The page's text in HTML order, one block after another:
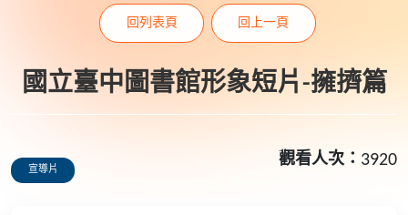
國立臺中圖書館形象短片-擁擠篇
回列表頁 回上一頁
宣導片
觀看人次： 3920